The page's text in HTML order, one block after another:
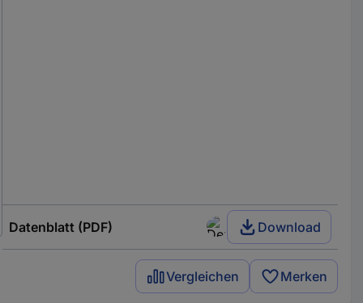
Datenblatt (PDF) Download
Vergleichen Merken